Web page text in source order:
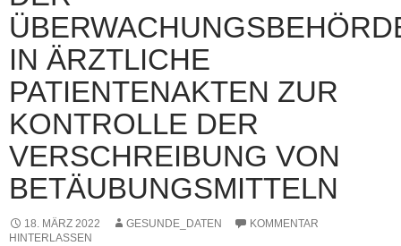
IN ÄRZTLICHE
PATIENTENAKTEN ZUR
KONTROLLE DER
VERSCHREIBUNG VON
BETÄUBUNGSMITTELN
18. MÄRZ 2022 GESUNDE_DATEN
KOMMENTAR
HINTERLASSEN